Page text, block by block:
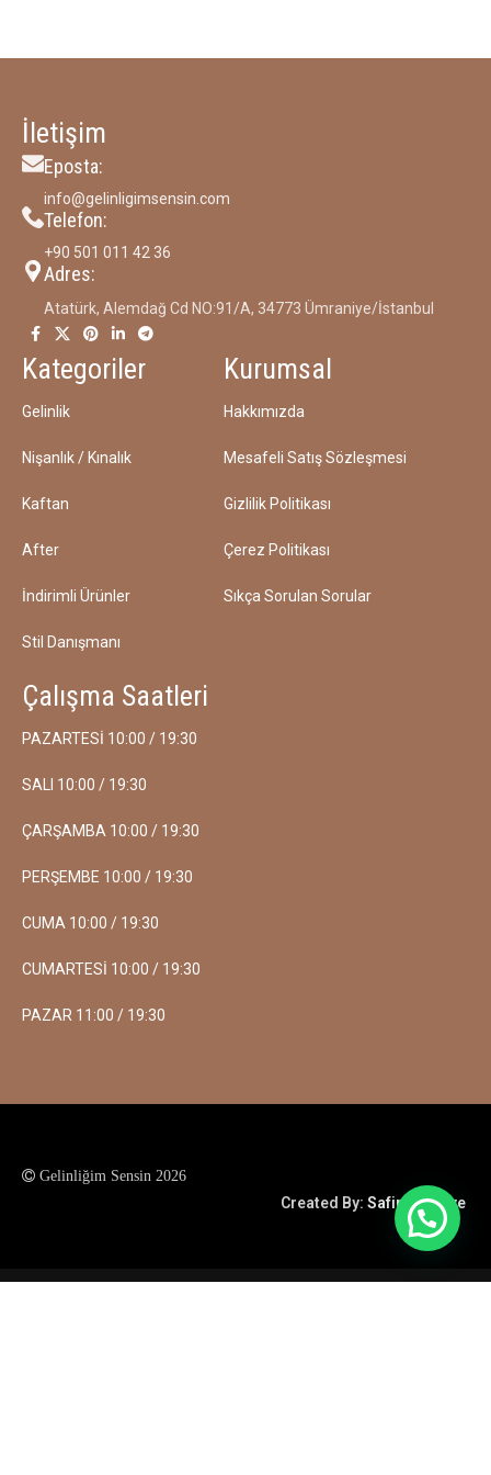
İletişim
Eposta:
info@gelinligimsensin.com
Telefon:
‪+90 501 011 42 36‬
Adres:
Atatürk, Alemdağ Cd NO:91/A, 34773 Ümraniye/İstanbul
Kategoriler
Gelinlik
Nişanlık / Kınalık
Kaftan
After
İndirimli Ürünler
Stil Danışmanı
Kurumsal
Hakkımızda
Mesafeli Satış Sözleşmesi
Gizlilik Politikası
Çerez Politikası
Sıkça Sorulan Sorular
Çalışma Saatleri
PAZARTESİ 10:00 / 19:30
SALI 10:00 / 19:30
ÇARŞAMBA 10:00 / 19:30
PERŞEMBE 10:00 / 19:30
CUMA 10:00 / 19:30
CUMARTESİ 10:00 / 19:30
PAZAR 11:00 / 19:30
Gelinliğim Sensin 2026
Created By: Safir Creative